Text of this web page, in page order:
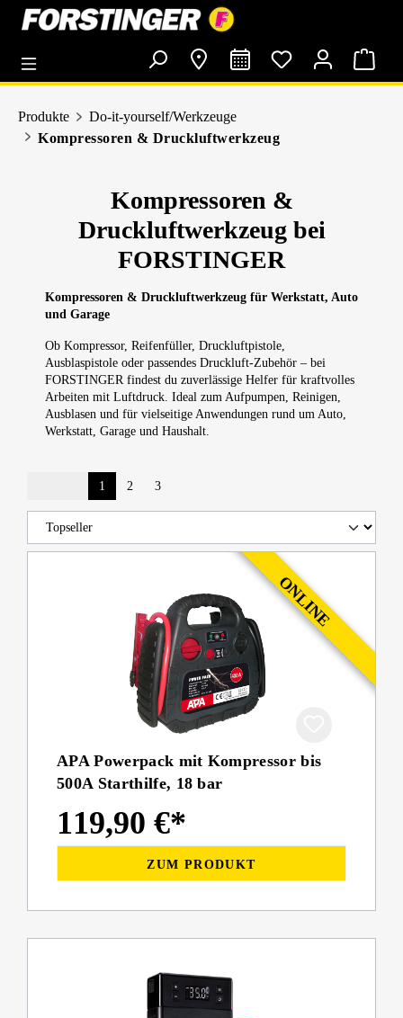
springen
Produkte
Do-it-yourself/Werkzeuge
Kompressoren & Druckluftwerkzeug
Kompressoren &
Druckluftwerkzeug bei
FORSTINGER
Kompressoren & Druckluftwerkzeug für Werkstatt, Auto
und Garage
Ob Kompressor, Reifenfüller, Druckluftpistole,
Ausblaspistole oder passendes Druckluft-Zubehör – bei
FORSTINGER findest du zuverlässige Helfer für kraftvolles
Arbeiten mit Luftdruck. Ideal zum Aufpumpen, Reinigen,
Ausblasen und für vielseitige Anwendungen rund um Auto,
Werkstatt, Garage und Haushalt.
1 2 3
APA Powerpack mit Kompressor bis
500A Starthilfe, 18 bar
119,90 €*
ZUM PRODUKT